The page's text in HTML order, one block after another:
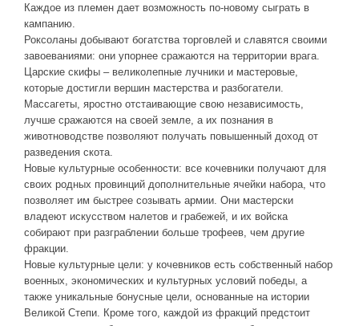
Каждое из племен дает возможность по-новому сыграть в
кампанию.
Роксоланы добывают богатства торговлей и славятся своими
завоеваниями: они упорнее сражаются на территории врага.
Царские скифы – великолепные лучники и мастеровые,
которые достигли вершин мастерства и разбогатели.
Массагеты, яростно отстаивающие свою независимость,
лучше сражаются на своей земле, а их познания в
животноводстве позволяют получать повышенный доход от
разведения скота.
Новые культурные особенности: все кочевники получают для
своих родных провинций дополнительные ячейки набора, что
позволяет им быстрее созывать армии. Они мастерски
владеют искусством налетов и грабежей, и их войска
собирают при разграблении больше трофеев, чем другие
фракции.
Новые культурные цели: у кочевников есть собственный набор
военных, экономических и культурных условий победы, а
также уникальные бонусные цели, основанные на истории
Великой Степи. Кроме того, каждой из фракций предстоит